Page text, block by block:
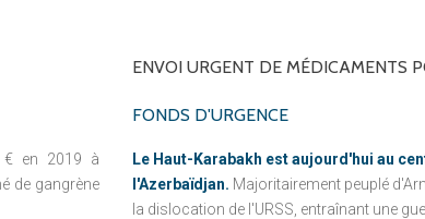
€ en 2019 à
de gangrène
ENVOI URGENT DE MÉDICAMENTS
FONDS D'URGENCE
Le Haut-Karabakh est aujourd'hui au
l'Azerbaïdjan. Majoritairement peuplé
la dislocation de l'URSS, entraînant une